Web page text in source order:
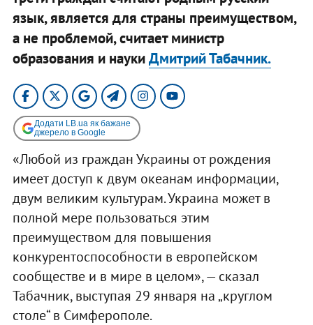
язык, является для страны преимуществом,
а не проблемой, считает министр
образования и наукиДмитрий Табачник.
Додати LB.ua як бажане
джерело в Google
«Любой из граждан Украины от рождения
имеет доступ к двум океанам информации,
двум великим культурам. Украина может в
полной мере пользоваться этим
преимуществом для повышения
конкурентоспособности в европейском
сообществе и в мире в целом», — сказал
Табачник, выступая 29 января на „круглом
столе“ в Симферополе.